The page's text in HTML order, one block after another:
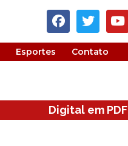
Esportes Contato
Digital em PDF